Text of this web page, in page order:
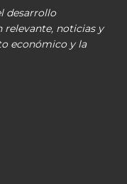
desarrollo
noticias y
económico y la